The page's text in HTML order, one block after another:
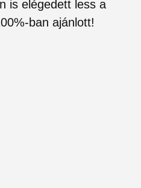
is elégedett less a
ban ajánlott!